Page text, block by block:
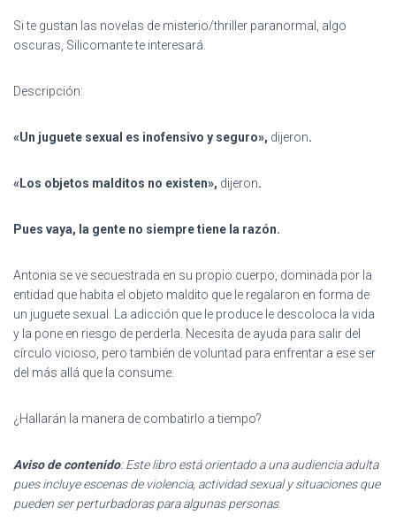
Si te gustan las novelas de misterio/thriller paranormal, algo
oscuras, Silicomante te interesará.
Descripción:
«Un juguete sexual es inofensivo y seguro», dijeron.
«Los objetos malditos no existen», dijeron.
Pues vaya, la gente no siempre tiene la razón.
Antonia se ve secuestrada en su propio cuerpo, dominada por la
entidad que habita el objeto maldito que le regalaron en forma de
un juguete sexual. La adicción que le produce le descoloca la vida
y la pone en riesgo de perderla. Necesita de ayuda para salir del
círculo vicioso, pero también de voluntad para enfrentar a ese ser
del más allá que la consume.
¿Hallarán la manera de combatirlo a tiempo?
Aviso de contenido: Este libro está orientado a una audiencia adulta
pues incluye escenas de violencia, actividad sexual y situaciones que
pueden ser perturbadoras para algunas personas.